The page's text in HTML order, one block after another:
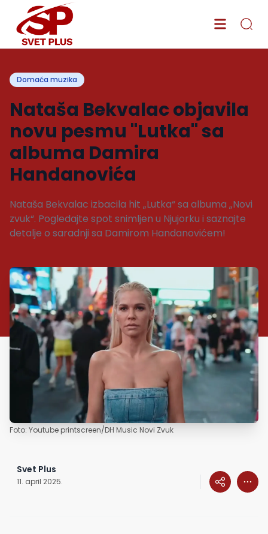
Domaća muzika
Nataša Bekvalac objavila
novu pesmu "Lutka" sa
albuma Damira
Handanovića
Nataša Bekvalac izbacila hit „Lutka“ sa albuma „Novi
zvuk“. Pogledajte spot snimljen u Njujorku i saznajte
detalje o saradnji sa Damirom Handanovićem!
Foto: Youtube printscreen/DH Music Novi Zvuk
Svet Plus
11. april 2025.